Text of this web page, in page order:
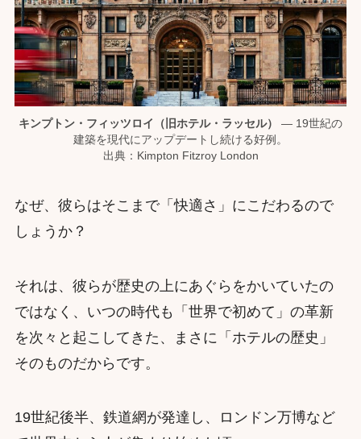
キンプトン・フィッツロイ（旧ホテル・ラッセル）
— 19世紀の
建築を現代にアップデートし続ける好例。
出典：Kimpton Fitzroy London
なぜ、彼らはそこまで「快適さ」にこだわるので
しょうか？
それは、彼らが歴史の上にあぐらをかいていたの
ではなく、いつの時代も「世界で初めて」の革新
を次々と起こしてきた、まさに「ホテルの歴史」
そのものだからです。
19世紀後半、鉄道網が発達し、ロンドン万博など